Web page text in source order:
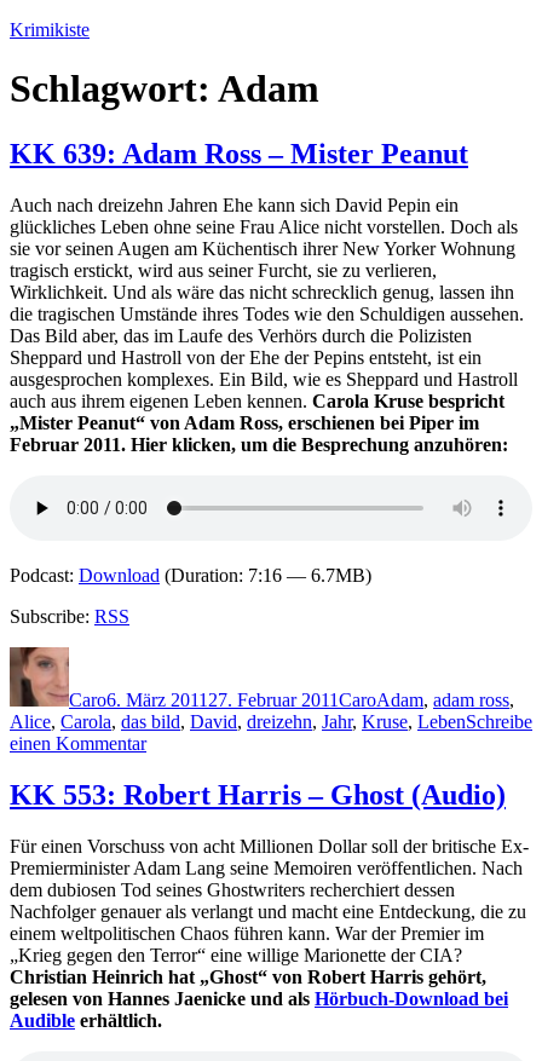
Zum
springen
Krimikiste
Schlagwort: Adam
KK 639: Adam Ross – Mister Peanut
Auch nach dreizehn Jahren Ehe kann sich David Pepin ein
glückliches Leben ohne seine Frau Alice nicht vorstellen. Doch als
sie vor seinen Augen am Küchentisch ihrer New Yorker Wohnung
tragisch erstickt, wird aus seiner Furcht, sie zu verlieren,
Wirklichkeit. Und als wäre das nicht schrecklich genug, lassen ihn
die tragischen Umstände ihres Todes wie den Schuldigen aussehen.
Das Bild aber, das im Laufe des Verhörs durch die Polizisten
Sheppard und Hastroll von der Ehe der Pepins entsteht, ist ein
ausgesprochen komplexes. Ein Bild, wie es Sheppard und Hastroll
auch aus ihrem eigenen Leben kennen. Carola Kruse bespricht
„Mister Peanut“ von Adam Ross, erschienen bei Piper im
Februar 2011. Hier klicken, um die Besprechung anzuhören:
Podcast: Download (Duration: 7:16 — 6.7MB)
Subscribe: RSS
Autor
Caro6. März 2011 27. Februar 2011CaroAdam, adam ross,
Alice, Carola, das bild, David, dreizehn, Jahr, Kruse, LebenSchreibe
einen Kommentarzu
639:
Adam
–
Mister
Peanut
KK 553: Robert Harris – Ghost (Audio)
Für einen Vorschuss von acht Millionen Dollar soll der britische Ex-
Premierminister Adam Lang seine Memoiren veröffentlichen. Nach
dem dubiosen Tod seines Ghostwriters recherchiert dessen
Nachfolger genauer als verlangt und macht eine Entdeckung, die zu
einem weltpolitischen Chaos führen kann. War der Premier im
„Krieg gegen den Terror“ eine willige Marionette der CIA?
Christian Heinrich hat „Ghost“ von Robert Harris gehört,
gelesen von Hannes Jaenicke und als Hörbuch-Download bei
Audible erhältlich.